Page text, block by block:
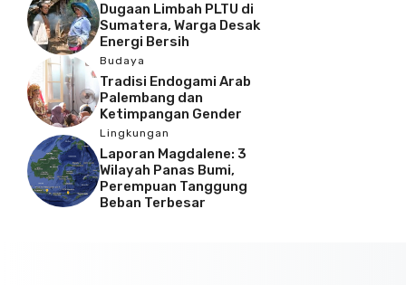
Dugaan Limbah PLTU di
Sumatera, Warga Desak
Energi Bersih
Budaya
Tradisi Endogami Arab
Palembang dan
Ketimpangan Gender
Lingkungan
Laporan Magdalene: 3
Wilayah Panas Bumi,
Perempuan Tanggung
Beban Terbesar